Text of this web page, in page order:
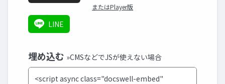
またはPlayer版
LINE
埋め込む »CMSなどでJSが使えない場合